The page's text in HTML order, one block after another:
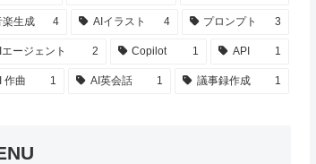
楽生成 4 AIイラスト 4 プロンプト 3
ージェント 2 Copilot 1 API 1
作曲 1 AI英会話 1 議事録作成 1